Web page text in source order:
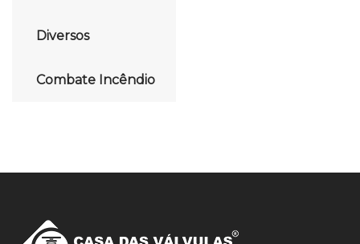
Diversos
Combate Incêndio